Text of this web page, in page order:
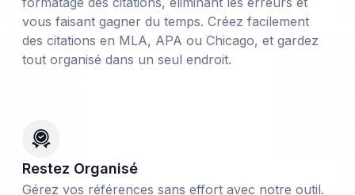
vous faisant gagner du temps. Créez facilement
des citations en MLA, APA ou Chicago, et gardez
tout organisé dans un seul endroit.
Restez Organisé
Gérez vos références sans effort avec notre outil.